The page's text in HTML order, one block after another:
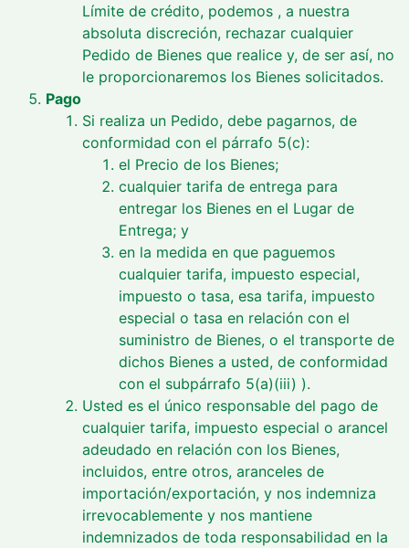
Límite de crédito, podemos , a nuestra
absoluta discreción, rechazar cualquier
Pedido de Bienes que realice y, de ser así, no
le proporcionaremos los Bienes solicitados.
Pago
Si realiza un Pedido, debe pagarnos, de
conformidad con el párrafo 5(c):
el Precio de los Bienes;
cualquier tarifa de entrega para
entregar los Bienes en el Lugar de
Entrega; y
en la medida en que paguemos
cualquier tarifa, impuesto especial,
impuesto o tasa, esa tarifa, impuesto
especial o tasa en relación con el
suministro de Bienes, o el transporte de
dichos Bienes a usted, de conformidad
con el subpárrafo 5(a)(iii) ).
Usted es el único responsable del pago de
cualquier tarifa, impuesto especial o arancel
adeudado en relación con los Bienes,
incluidos, entre otros, aranceles de
importación/exportación, y nos indemniza
irrevocablemente y nos mantiene
indemnizados de toda responsabilidad en la